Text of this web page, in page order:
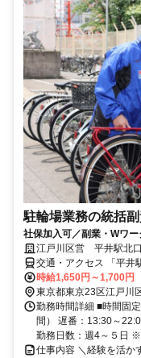
駐輪場業務の統括
社保加入可／副業・Wワ
江戸川区営 平井駅北
交通・アクセス 「平井
時給1,650円～1,700円
東京都東京23区江戸川
勤務時間詳細 ■時間固
間） 遅番：13:30～
勤務日数：週4～５日
仕事内容 ＼経験を活か